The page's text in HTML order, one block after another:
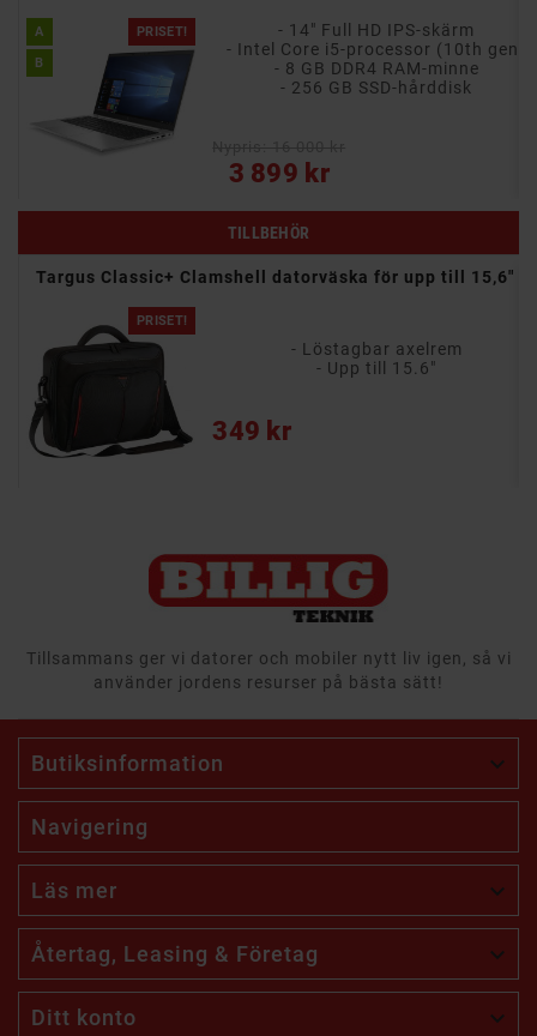
PRISET!
A
B
- 14" Full HD IPS-skärm
- Intel Core i5-processor (10th gen)
- 8 GB DDR4 RAM-minne
- 256 GB SSD-hårddisk
3 899 kr
Pris
TILLBEHÖR
Targus Classic+ Clamshell datorväska för upp till 15,6"
PRISET!
- Löstagbar axelrem
- Upp till 15.6"
349 kr
Pris
Tillsammans ger vi datorer och mobiler nytt liv igen, så vi
använder jordens resurser på bästa sätt!
Butiksinformation 
Navigering
Läs mer 
Återtag, Leasing & Företag 
Ditt konto 